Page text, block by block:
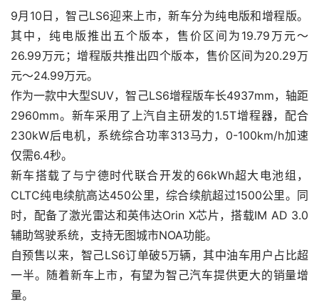
9月10日，智己LS6迎来上市，新车分为纯电版和增程版。
其中，纯电版推出五个版本，售价区间为19.79万元～
26.99万元；增程版共推出四个版本，售价区间为20.29万
元～24.99万元。
作为一款中大型SUV，智己LS6增程版车长4937mm，轴距
2960mm。新车采用了上汽自主研发的1.5T增程器，配合
230kW后电机，系统综合功率313马力，0-100km/h加速
仅需6.4秒。
新车搭载了与宁德时代联合开发的66kWh超大电池组，
CLTC纯电续航高达450公里，综合续航超过1500公里。同
时，配备了激光雷达和英伟达Orin X芯片，搭载IM AD 3.0
辅助驾驶系统，支持无图城市NOA功能。
自预售以来，智己LS6订单破5万辆，其中油车用户占比超
一半。随着新车上市，有望为智己汽车提供更大的销量增
量。